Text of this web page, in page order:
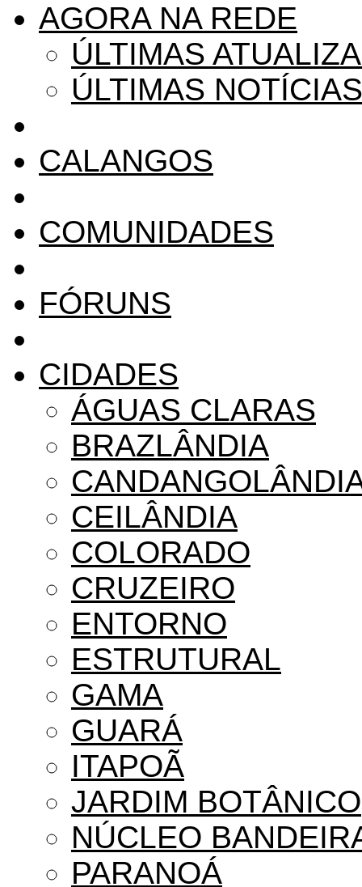
AGORA NA REDE
ÚLTIMAS
ÚLTIMAS NOTÍCIAS
CALANGOS
COMUNIDADES
FÓRUNS
CIDADES
ÁGUAS CLARAS
BRAZLÂNDIA
CEILÂNDIA
COLORADO
CRUZEIRO
ENTORNO
ESTRUTURAL
GAMA
GUARÁ
ITAPOÃ
JARDIM BOTÂNICO
NÚCLEO
PARANOÁ